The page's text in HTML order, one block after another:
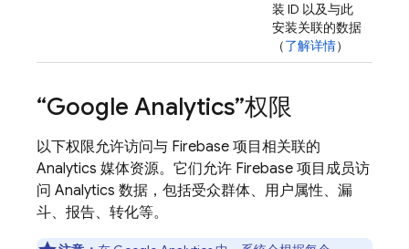
装 ID 以及与此
安装关联的数据
（了解详情）
“Google Analytics”权限
以下权限允许访问与 Firebase 项目相关联的
Analytics 媒体资源。它们允许 Firebase 项目成员访
问 Analytics 数据，包括受众群体、用户属性、漏
斗、报告、转化等。